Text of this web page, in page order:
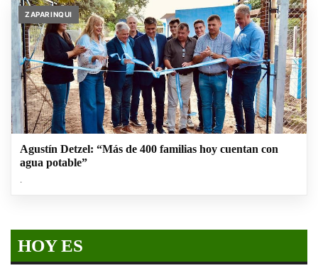
ZAPARINQUI
Agustín Detzel: “Más de 400 familias hoy cuentan con
agua potable”
.
HOY ES